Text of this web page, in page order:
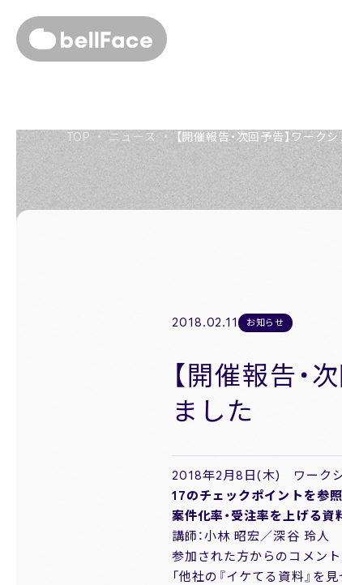
私たちについて
Members
役員紹介
TOP ・ ニュース ・ 【開催報告・次回予告】ワーク
2018.02.11 お知らせ
【開催報告・
ました
2018年2月8日(木) ワークシ
17のチェックポイントを参
案件化率・受注率を上げる資
講師：小林 昭宏／深谷 玲人
参加された方からのコメント
「他社の『イケてる資料』を